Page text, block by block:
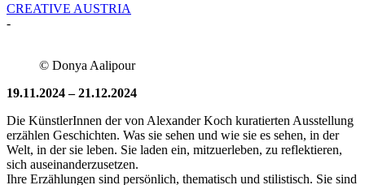
CREATIVE AUSTRIA
-
© Donya Aalipour
19.11.2024 – 21.12.2024
Die KünstlerInnen der von Alexander Koch kuratierten Ausstellung
erzählen Geschichten. Was sie sehen und wie sie es sehen, in der
Welt, in der sie leben. Sie laden ein, mitzuerleben, zu reflektieren,
sich auseinanderzusetzen.
Ihre Erzählungen sind persönlich, thematisch und stilistisch. Sie sind